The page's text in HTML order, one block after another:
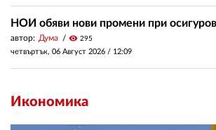
НОИ обяви нови промени при
автор: Дума visibility 295
четвъртък, 06 Август 2026 / 12:09
Икономика